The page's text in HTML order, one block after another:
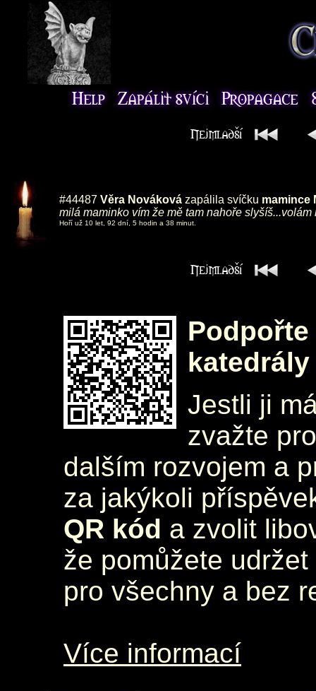
#44487 Věra Nováková zapálila svíčku mamince
milá maminko vím že mě tam nahoře
Hoří už 10 let, 92 dní, 5 hodin a 38 minut.
katedrály
Jestli ji
zvažte
dalším rozvojem a
za jakýkoli
QR kód a zvolit
že pomůžete
pro všechny a bez
Více informací